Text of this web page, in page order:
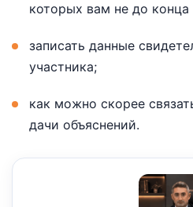
которых вам не до конца
записать данные
участника;
как можно скорее
дачи объяснений.